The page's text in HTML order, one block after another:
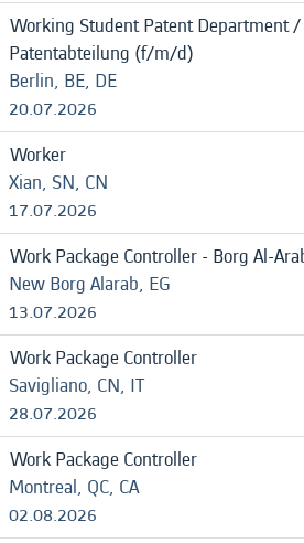
Working Student Patent Department
Patentabteilung (f/m/d)
Berlin, BE, DE
20.07.2026
Worker
Xian, SN, CN
17.07.2026
Work Package Controller - Borg Al-
New Borg Alarab, EG
13.07.2026
Work Package Controller
Savigliano, CN, IT
28.07.2026
Work Package Controller
Montreal, QC, CA
02.08.2026